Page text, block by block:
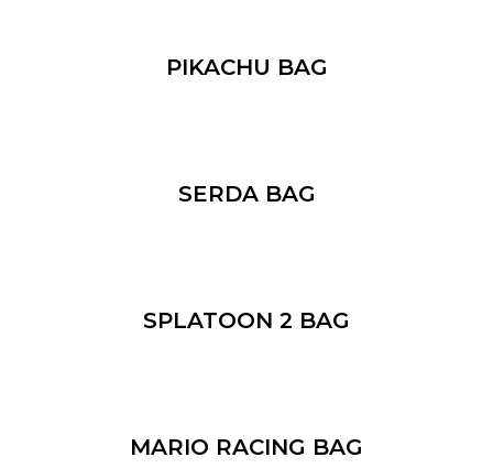
PIKACHU BAG
SERDA BAG
SPLATOON 2 BAG
MARIO RACING BAG